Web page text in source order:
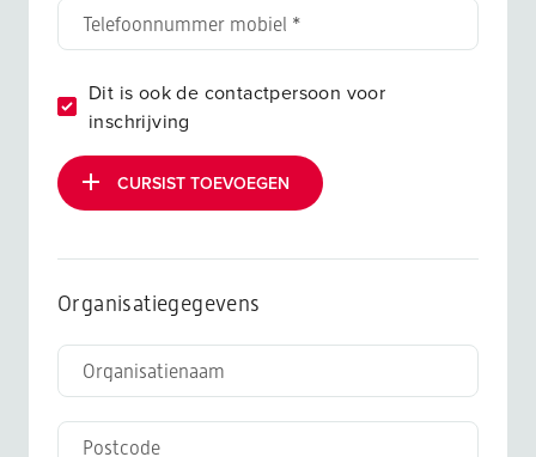
Dit is ook de contactpersoon voor
inschrijving
CURSIST TOEVOEGEN
Organisatiegegevens